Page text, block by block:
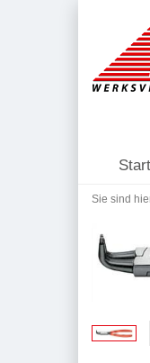
Sie sind